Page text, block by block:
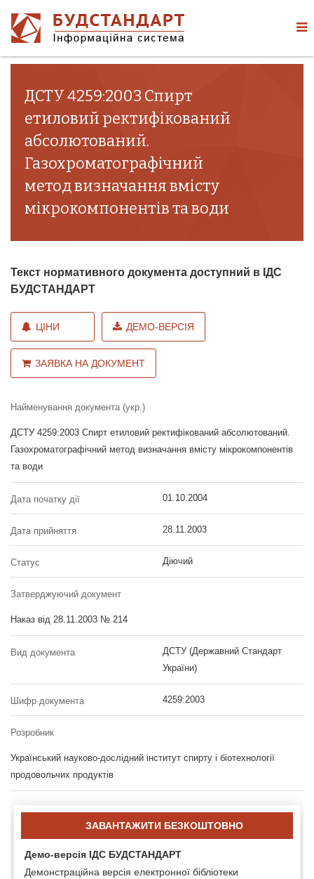
ДСТУ 4259:2003 Спирт
етиловий ректифікований
абсолютований.
Газохроматографічний
метод визначання вмісту
мікрокомпонентів та води
Текст нормативного документа доступний в ІДС
БУДСТАНДАРТ
ЦІНИ ДЕМО-ВЕРСІЯ
ЗАЯВКА НА ДОКУМЕНТ
Найменування документа (укр.)
ДСТУ 4259:2003 Спирт етиловий ректифікований абсолютований.
Газохроматографічний метод визначання вмісту мікрокомпонентів
та води
Дата початку дії 01.10.2004
Дата прийняття 28.11.2003
Статус Діючий
Затверджуючий документ
Наказ від 28.11.2003 № 214
Вид документа
ДСТУ (Державний Стандарт
України)
Шифр документа 4259:2003
Розробник
Український науково-дослідний інститут спирту і біотехнології
продовольчих продуктів
ЗАВАНТАЖИТИ БЕЗКОШТОВНО
Демо-версія ІДС БУДСТАНДАРТ
Демонстраційна версія електронної бібліотеки